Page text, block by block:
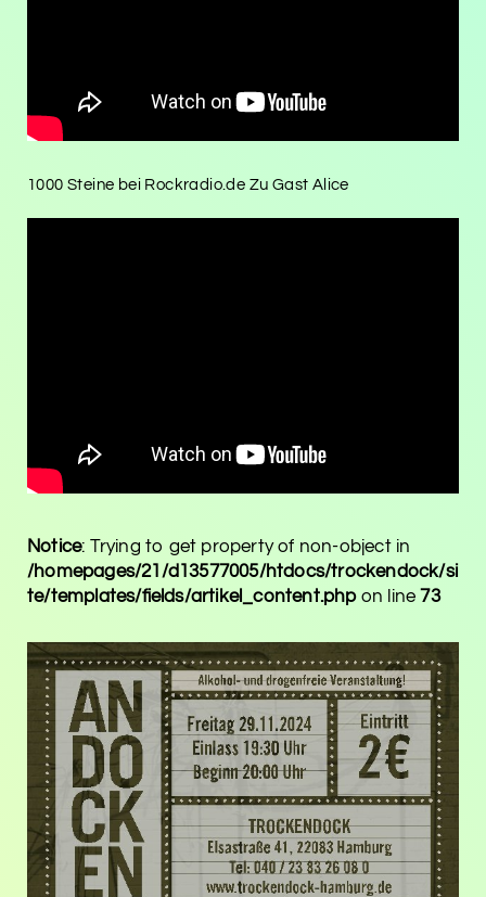
1000 Steine bei Rockradio.de Zu Gast Alice
Notice: Trying to get property of non-object in
/homepages/21/d13577005/htdocs/trockendock/si
te/templates/fields/artikel_content.phpon line73